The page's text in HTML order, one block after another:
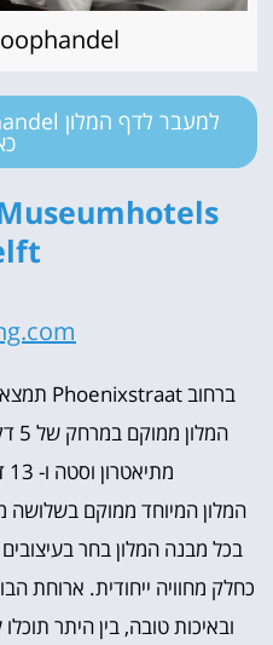
מתיאטרון וסטה ו- 13 דקות מהשער המזרחי.
המלון המיוחד ממוקם בשלושה
בכל מבנה המלון בחר
כחלק מחוויה ייחודית. ארוחת
ובאיכות טובה, בין היתר